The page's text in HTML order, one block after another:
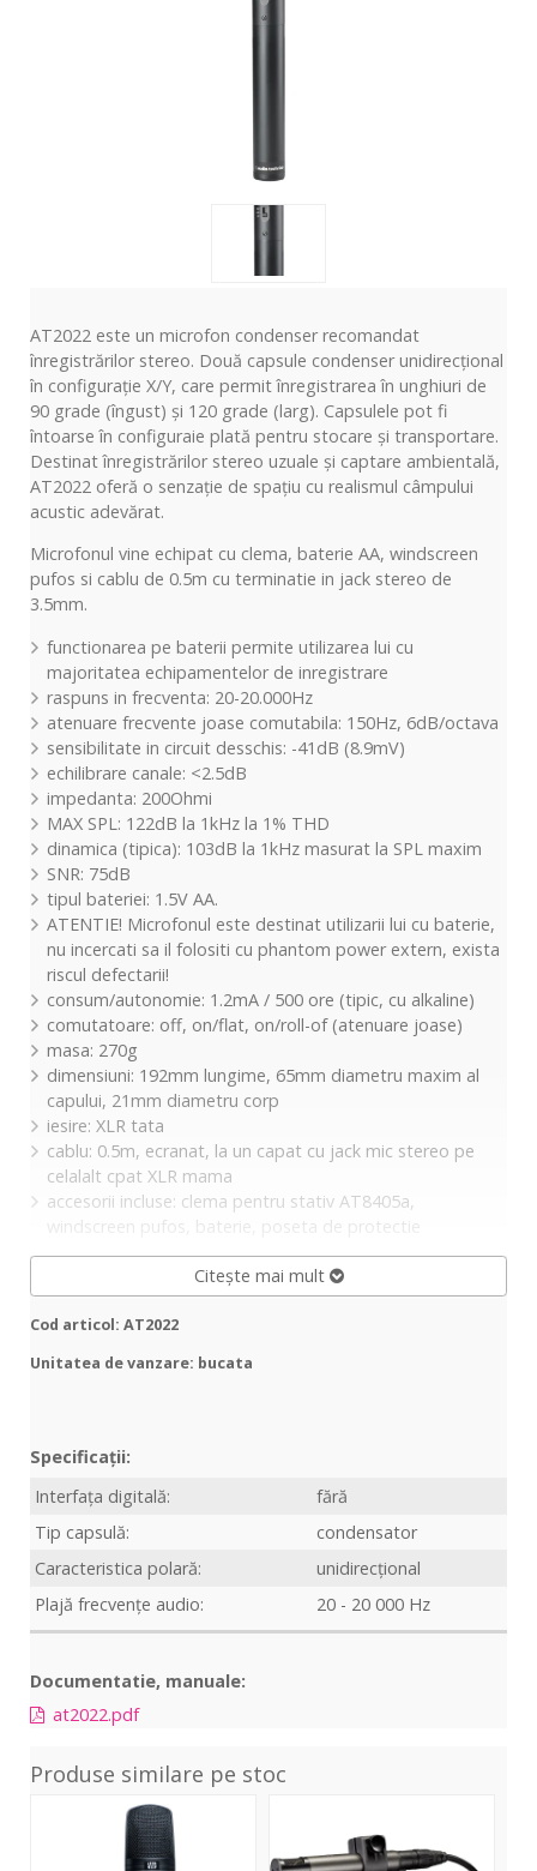
AT2022 este un microfon condenser recomandat
înregistrărilor stereo. Două capsule condenser unidirecțional
în configurație X/Y, care permit înregistrarea în unghiuri de
90 grade (îngust) și 120 grade (larg). Capsulele pot fi
întoarse în configuraie plată pentru stocare și transportare.
Destinat înregistrărilor stereo uzuale și captare ambientală,
AT2022 oferă o senzație de spațiu cu realismul câmpului
acustic adevărat.
Microfonul vine echipat cu clema, baterie AA, windscreen
pufos si cablu de 0.5m cu terminatie in jack stereo de
3.5mm.
functionarea pe baterii permite utilizarea lui cu
majoritatea echipamentelor de inregistrare
raspuns in frecventa: 20-20.000Hz
atenuare frecvente joase comutabila: 150Hz, 6dB/octava
sensibilitate in circuit desschis: -41dB (8.9mV)
echilibrare canale: <2.5dB
impedanta: 200Ohmi
MAX SPL: 122dB la 1kHz la 1% THD
dinamica (tipica): 103dB la 1kHz masurat la SPL maxim
SNR: 75dB
tipul bateriei: 1.5V AA.
ATENTIE! Microfonul este destinat utilizarii lui cu baterie,
nu incercati sa il folositi cu phantom power extern, exista
riscul defectarii!
consum/autonomie: 1.2mA / 500 ore (tipic, cu alkaline)
comutatoare: off, on/flat, on/roll-of (atenuare joase)
masa: 270g
dimensiuni: 192mm lungime, 65mm diametru maxim al
capului, 21mm diametru corp
iesire: XLR tata
cablu: 0.5m, ecranat, la un capat cu jack mic stereo pe
celalalt cpat XLR mama
accesorii incluse: clema pentru stativ AT8405a,
windscreen pufos, baterie, poseta de protectie
Citește mai mult
Cod articol: AT2022
Unitatea de vanzare: bucata
Specificații:
Interfața digitală:
fără
Tip capsulă:
condensator
Caracteristica polară:
unidirecțional
Plajă frecvențe audio:
20 - 20 000 Hz
Documentatie, manuale:
at2022.pdf
Produse similare pe stoc